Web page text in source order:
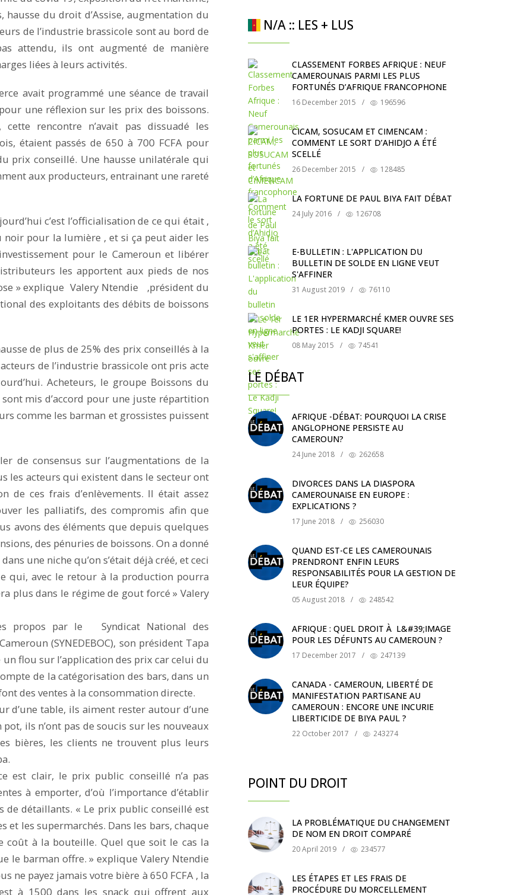
du droit d’Assise, augmentation du
de l’industrie brassicole sont au bord de
attendu, ils ont augmenté de manière
liées à leurs activités.
avait programmé une séance de travail
une réflexion sur les prix des boissons.
rencontre n’avait pas dissuadé les
étaient passés de 650 à 700 FCFA pour
prix conseillé. Une hausse unilatérale qui
aux producteurs, entrainant une rareté
c’est l’officialisation de ce qui était ,
pour la lumière , et si ça peut aider les
pour le Cameroun et libérer
les apportent aux pieds de nos
» explique Valery Ntendie ,président du
des exploitants des débits de boissons
de plus de 25% des prix conseillés à la
de l’industrie brassicole ont pris acte
Acheteurs, le groupe Boissons du
mis d’accord pour une juste répartition
comme les barman et grossistes puissent
de consensus sur l’augmentations de la
les acteurs qui existent dans le secteur ont
de ces frais d’enlèvements. Il était assez
les palliatifs, des compromis afin que
avons des éléments que depuis quelques
des pénuries de boissons. On a donné
une niche qu’on s’était déjà créé, et ceci
qui, avec le retour à la production pourra
plus dans le régime de gout forcé » Valery
propos par le Syndicat National des
(SYNEDEBOC), son président Tapa
flou sur l’application des prix car celui du
de la catégorisation des bars, dans un
des ventes à la consommation directe.
d’une table, ils aiment rester autour d’une
ils n’ont pas de soucis sur les nouveaux
bières, les clients ne trouvent plus leurs
est clair, le prix public conseillé n’a pas
à emporter, d’où l’importance d’établir
de détaillants. « Le prix public conseillé est
les supermarchés. Dans les bars, chaque
coût à la bouteille. Quel que soit le cas la
le barman offre. » explique Valery Ntendie
ne payez jamais votre bière à 650 FCFA , la
à 1500 dans les snack qui offrent aux
N/A :: LES + LUS
CLASSEMENT FORBES AFRIQUE : NEUF
CAMEROUNAIS PARMI LES PLUS
FORTUNÉS D’AFRIQUE FRANCOPHONE
16 December 2015 / 196596
CICAM, SOSUCAM ET CIMENCAM :
COMMENT LE SORT D’AHIDJO A ÉTÉ
SCELLÉ
26 December 2015 / 128485
LA FORTUNE DE PAUL BIYA FAIT DÉBAT
24 July 2016 / 126708
E-BULLETIN : L'APPLICATION DU
BULLETIN DE SOLDE EN LIGNE VEUT
S'AFFINER
31 August 2019 / 76110
LE 1ER HYPERMARCHÉ KMER OUVRE SES
PORTES : LE KADJI SQUARE!
08 May 2015 / 74541
LE DÉBAT
AFRIQUE -DÉBAT: POURQUOI LA CRISE
ANGLOPHONE PERSISTE AU
CAMEROUN?
24 June 2018 / 262658
DIVORCES DANS LA DIASPORA
CAMEROUNAISE EN EUROPE :
EXPLICATIONS ?
17 June 2018 / 256030
QUAND EST-CE LES CAMEROUNAIS
PRENDRONT ENFIN LEURS
RESPONSABILITÉS POUR LA GESTION DE
LEUR ÉQUIPE?
05 August 2018 / 248542
AFRIQUE : QUEL DROIT À L&#39;IMAGE
POUR LES DÉFUNTS AU CAMEROUN ?
17 December 2017 / 247139
CANADA - CAMEROUN, LIBERTÉ DE
MANIFESTATION PARTISANE AU
CAMEROUN : ENCORE UNE INCURIE
LIBERTICIDE DE BIYA PAUL ?
22 October 2017 / 243274
POINT DU DROIT
LA PROBLÉMATIQUE DU CHANGEMENT
DE NOM EN DROIT COMPARÉ
20 April 2019 / 234577
LES ÉTAPES ET LES FRAIS DE
PROCÉDURE DU MORCELLEMENT